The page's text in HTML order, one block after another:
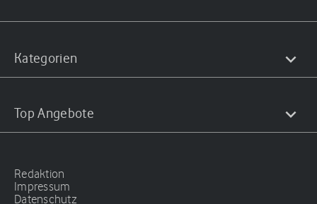
Kategorien
Top Angebote
Redaktion
Impressum
Datenschutz